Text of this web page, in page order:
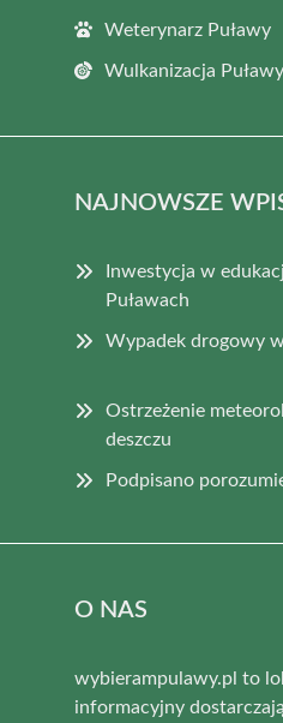
Weterynarz Puławy
Wulkanizacja Puławy
NAJNOWSZE
Inwestycja w
Puławach
Wypadek drogowy
Ostrzeżenie
deszczu
Podpisano
O NAS
wybierampulawy.pl to
informacyjny